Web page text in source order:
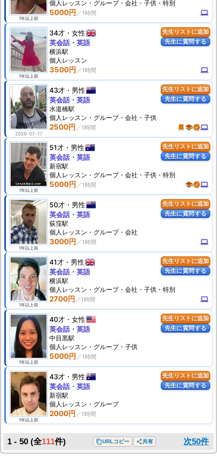
1年以上前
5000円 computer
個人 レッスン ・グループ・会社・子供・特別
先生リストに追加
先生に質問する
1年以上前
34才 女性
3500円 computer
英会話・英語
横浜駅
個人 レッスン
先生リストに追加
先生に質問する
2026-07-17
43才 男性
2500円 turned_in schoolverifiedcomputer
英会話・英語
水道橋駅
個人 レッスン ・グループ・会社・子供
先生リストに追加
先生に質問する
1年以上前
51才 男性
5000円 schoolverifiedcomputer
英会話・英語
新宿駅
個人 レッスン ・グループ・会社・子供・特別
先生リストに追加
先生に質問する
1年以上前
50才 男性
3000円 computer
英会話・英語
荻窪駅
個人 レッスン ・グループ・会社
先生リストに追加
先生に質問する
1年以上前
41才 男性
2700円 computer
英会話・英語
横浜駅
個人 レッスン ・グループ・会社・子供・特別
先生リストに追加
先生に質問する
1年以上前
40才 女性
5000円
英会話・英語
中目黒駅
個人 レッスン ・グループ・子供
先生リストに追加
先生に質問する
1年以上前
43才 男性
2000円
英会話・英語
新宿駅
個人 レッスン ・グループ
1 - 50 (全111件) content_copyURLコピー share共有 次50件